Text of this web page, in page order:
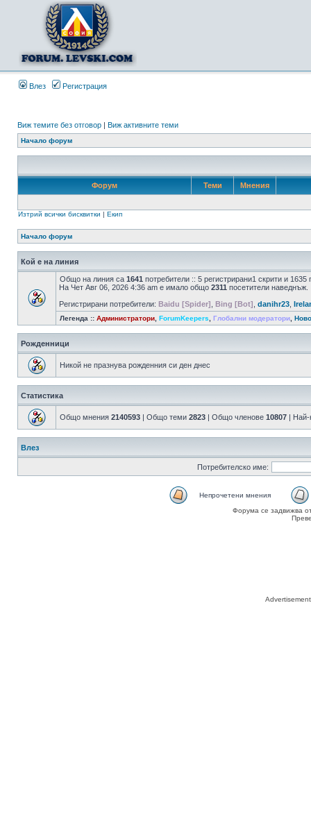
Влез Регистрация
Виж темите без отговор | Виж активните теми
Начало форум
Форум Теми Мнения
Изтрий всички бисквитки | Екип
Начало форум
Кой е на линия
Общо на линия са 1641 потребители :: 5 регистрирани1 скрити и
На Чет Авг 06, 2026 4:36 am е имало общо 2311 посетители наведнъж.
Регистрирани потребители: Baidu [Spider] Bing [Bot] danihr23
Легенда :: Администратори ForumKeepers Глобални модератори
Рожденници
Никой не празнува рожденния си ден днес
Статистика
Общо мнения 2140593 | Общо теми 2823 | Общо членове 10807 |
Влез
Потребителско име:
Непрочетени мнения
Форума се задвижва